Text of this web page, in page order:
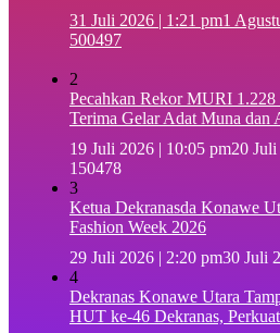
31 Juli 2026 | 1:21 pm1
500497
2
Pecahkan Rekor MURI
Terima Gelar Adat Muna
19 Juli 2026 | 10:05 pm20
150478
3
Ketua Dekranasda Konawe
Fashion Week 2026
29 Juli 2026 | 2:20 pm30 Juli
4
Dekranas Konawe Utara
HUT ke-46 Dekranas,